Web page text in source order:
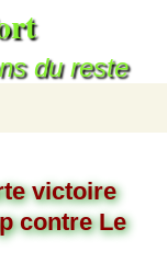
du reste
victoire
contre Le